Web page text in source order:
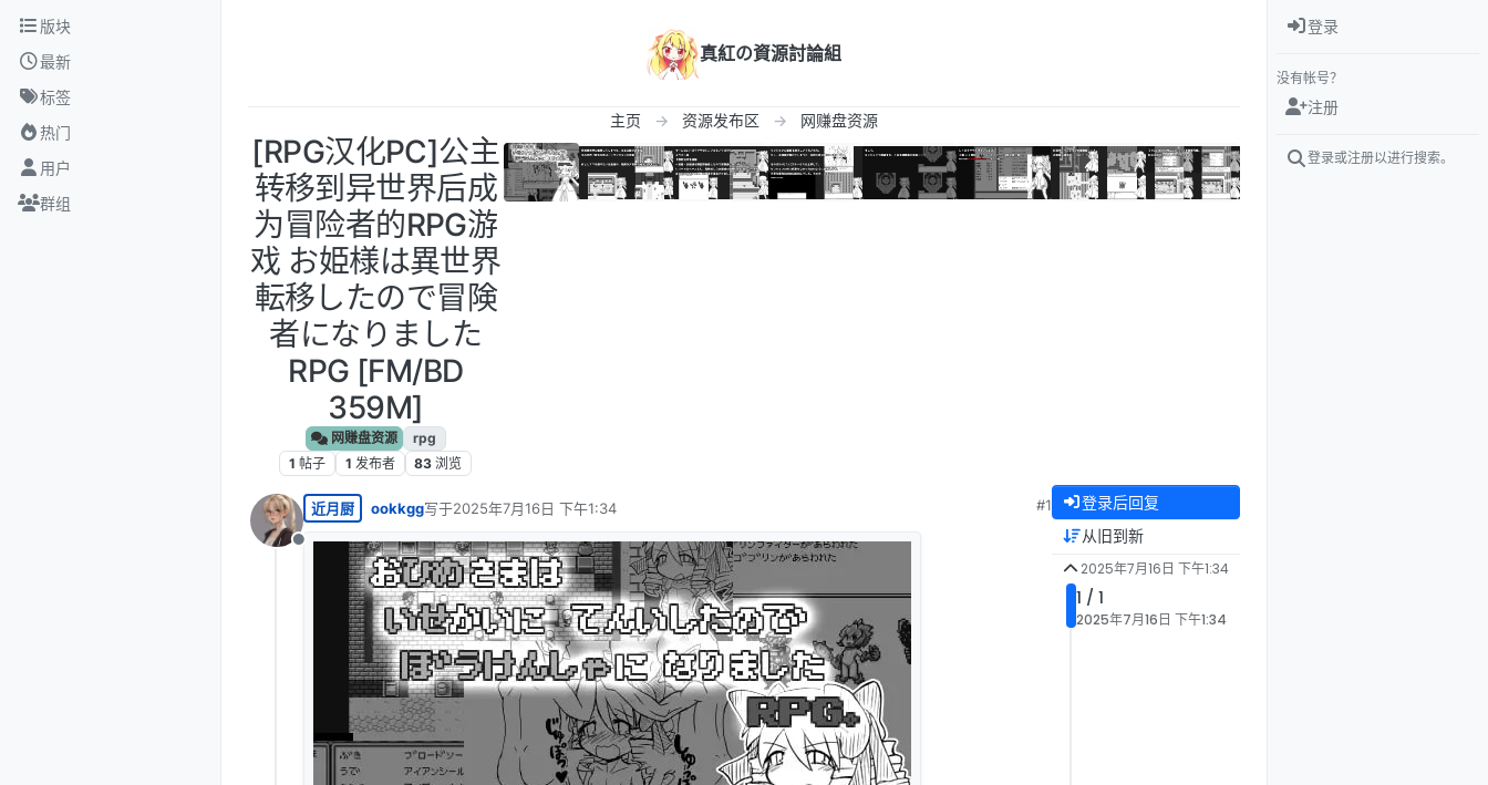
跳转至内容
版块
最新
标签
热门
用户
群组
真紅の資源討論組
主页 资源发布区 网赚盘资源
[RPG汉化PC]公主
转移到异世界后成
为冒险者的RPG游
戏 お姫様は異世界
転移したので冒険
者になりました
RPG [FM/BD
359M]
网赚盘资源
rpg
1 帖子 1 发布者 83 浏览
离线
近月厨 ookkgg写于2025年7月16日 下午1:34
最后由 编辑
#1 登录后回复
从旧到新
2025年7月16日 下午1:34
1 / 1
2025年7月16日 下午1:34
登录
没有帐号？
注册
登录或注册以进行搜索。